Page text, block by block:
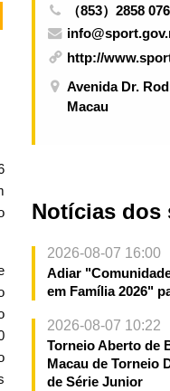
（853）2858
http://
Avenida Dr.
Macau
Notícias dos
2026-08-07 16:00
Adiar
em Família 2026"
2026-08-07 10:22
Torneio Aberto de
Macau de Torneio
de Série Junior